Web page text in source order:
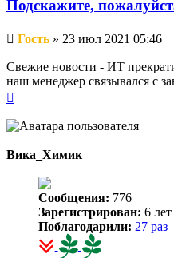
Подскажите,
Непрочитанное
Гость » 23 июл 2021 05:46
Свежие новости - ИТ
наш менеджер связывался с
началу
Вика_Химик
Сообщения: 776
Зарегистрирован: 6 лет
Поблагодарили: 27 раз